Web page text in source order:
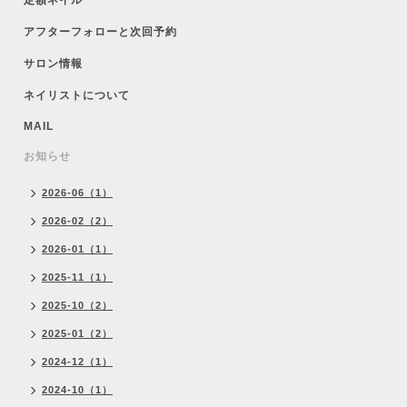
アフターフォローと次回予約
サロン情報
ネイリストについて
MAIL
お知らせ
2026-06（1）
2026-02（2）
2026-01（1）
2025-11（1）
2025-10（2）
2025-01（2）
2024-12（1）
2024-10（1）